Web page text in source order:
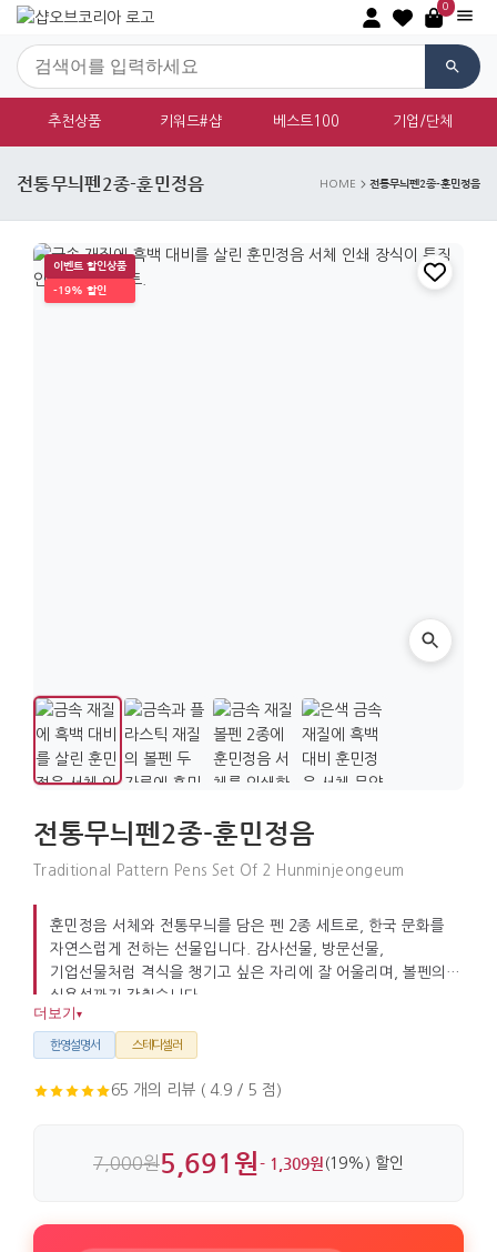
0
추천상품 키워드#샵 베스트100 기업/단체
전통무늬펜2종-훈민정음 HOME 전통무늬펜2종-훈민정음
이벤트 할인상품
-19% 할인
전통무늬펜2종-훈민정음
Traditional Pattern Pens Set Of 2 Hunminjeongeum
훈민정음 서체와 전통무늬를 담은 펜 2종 세트로, 한국 문화를
자연스럽게 전하는 선물입니다. 감사선물, 방문선물,
기업선물처럼 격식을 챙기고 싶은 자리에 잘 어울리며, 볼펜의
실용성까지 갖췄습니다.
더보기 ▾
한영설명서 스테디셀러
65 개의 리뷰 ( 4.9 / 5 점)
7,000원5,691원- 1,309원 (19%) 할인